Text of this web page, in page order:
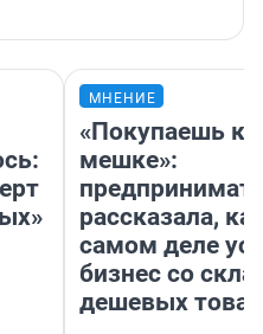
МНЕНИЕ
«Покупаешь
мешке»:
рассказала,
самом деле
бизнес со
дешевых